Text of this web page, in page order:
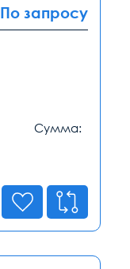
По запросу
Сумма: